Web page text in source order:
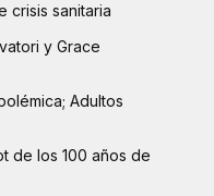
crisis sanitaria
y Grace
Adultos
de los 100 años de